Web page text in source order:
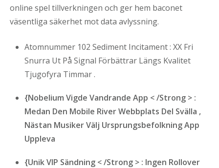
online spel tillverkningen och ger hem baconet
väsentliga säkerhet mot data avlyssning.
Atomnummer 102 Sediment Incitament : XX Fri
Snurra Ut På Signal Förbättrar Längs Kvalitet
Tjugofyra Timmar .
{Nobelium Vigde Vandrande App < ​​/Strong > :
Medan Den Mobile River Webbplats Del Svälla ,
Nästan Musiker Välj Ursprungsbefolkning App
Uppleva
{Unik VIP Sändning < /Strong > : Ingen Rollover